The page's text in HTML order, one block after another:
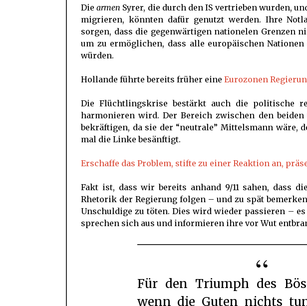
Diearmen Syrer, die durch den IS vertrieben wurden,
migrieren, könnten dafür genutzt werden. Ihre
sorgen, dass die gegenwärtigen nationelen Grenzen
um zu ermöglichen, dass alle europäischen
würden.
Hollande führte bereits früher eine Eurozonen
Die Flüchtlingskrise bestärkt auch die politische
harmonieren wird. Der Bereich zwischen den
bekräftigen, da sie der “neutrale” Mittelsmann wäre,
mal die Linke besänftigt.
Erschaffe das Problem, stifte zu einer Reaktion an,
Fakt ist, dass wir bereits anhand 9/11 sahen, dass
Rhetorik der Regierung folgen – und zu spät
Unschuldige zu töten. Dies wird wieder passieren –
sprechen sich aus und informieren ihre vor Wut
Für den Triumph des Bösen reicht es,
wenn die Guten nichts